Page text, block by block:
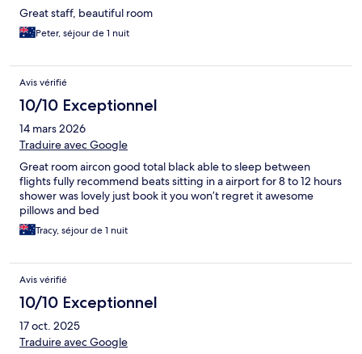
Great staff, beautiful room
Peter, séjour de 1 nuit
Avis vérifié
10/10 Exceptionnel
14 mars 2026
Traduire avec Google
Great room aircon good total black able to sleep between
flights fully recommend beats sitting in a airport for 8 to 12 hours
shower was lovely just book it you won’t regret it awesome
pillows and bed
Tracy, séjour de 1 nuit
Avis vérifié
10/10 Exceptionnel
17 oct. 2025
Traduire avec Google